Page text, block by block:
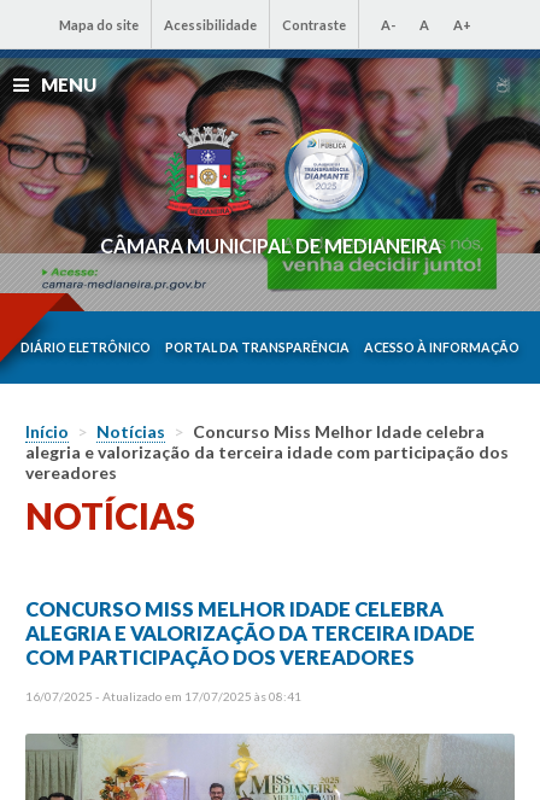
Mapa do site Acessibilidade Contraste A- A A+
MENU
CÂMARA MUNICIPAL DE MEDIANEIRA
DIÁRIO ELETRÔNICO PORTAL DA TRANSPARÊNCIA ACESSO À INFORMAÇÃO
Início > Notícias > Concurso Miss Melhor Idade celebra
alegria e valorização da terceira idade com participação dos
vereadores
NOTÍCIAS
CONCURSO MISS MELHOR IDADE CELEBRA
ALEGRIA E VALORIZAÇÃO DA TERCEIRA IDADE
COM PARTICIPAÇÃO DOS VEREADORES
16/07/2025 - Atualizado em 17/07/2025 às 08:41